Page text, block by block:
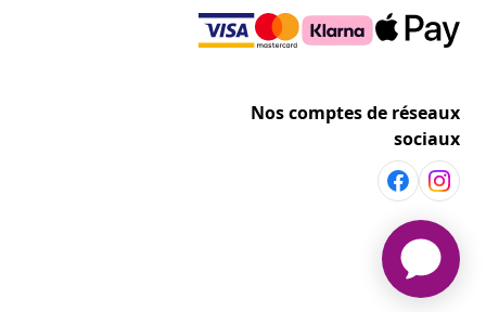
Nos comptes de réseaux
sociaux